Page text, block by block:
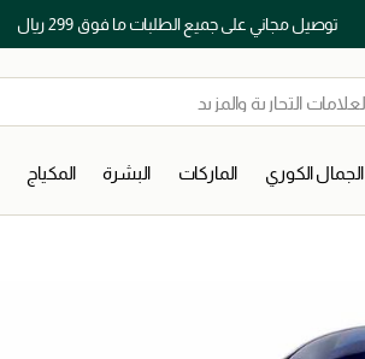
توصيل مجاني على جميع الطلبات ما فوق 299 ريال
الجمال الكوري الماركات البشرة المكياج